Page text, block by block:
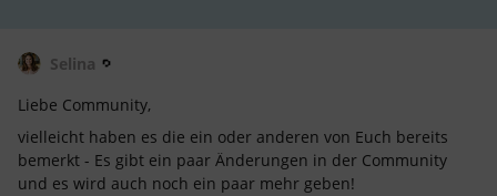
Selina
Liebe Community,
vielleicht haben es die ein oder anderen von Euch bereits
bemerkt - Es gibt ein paar Änderungen in der Community
und es wird auch noch ein paar mehr geben!